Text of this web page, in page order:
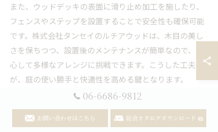
また、ウッドデッキの表面に滑り止め加工を施したり、
フェンスやステップを設置することで安全性も確保可能
です。株式会社タンセイのルチアウッドは、木目の美し
さを保ちつつ、設置後のメンテナンスが簡単なので、安
心して多様なアレンジに挑戦できます。こうした工夫
が、庭の使い勝手と快適性を高める鍵となります。
おしゃれガーデンに導くウッドデッキの実践活用法
おしゃれなガーデンを目指すなら、ウッドデッキの活用
06-6686-9812
お問い合わせはこちら 総合カタログダウンロード